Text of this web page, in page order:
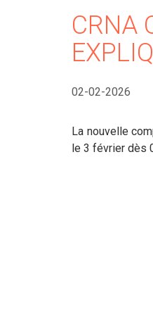
CRNA
02-02-2026
La nouvelle
le 3 février dès